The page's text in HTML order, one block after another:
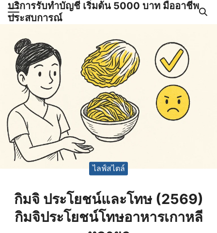
Skipบริการรับทำบัญชี เริ่มต้น 5000 บาท มืออาชีพ
ประสบการณ์
ญชีและภาษีครบวงจร |
for:
ไลฟ์สไตล์
กิมจิ ประโยชน์และโทษ (2569)
กิมจิประโยชน์โทษอาหารเกาหลี